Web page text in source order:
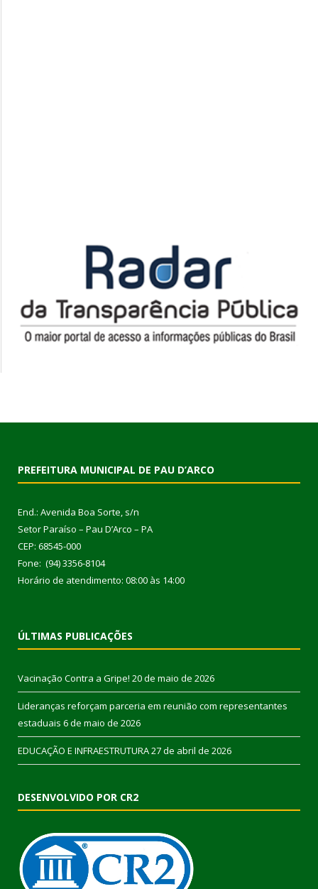
PREFEITURA MUNICIPAL DE PAU D’ARCO
End.: Avenida Boa Sorte, s/n
Setor Paraíso – Pau D’Arco – PA
CEP: 68545-000
Fone: (94) 3356-8104
Horário de atendimento: 08:00 às 14:00
ÚLTIMAS PUBLICAÇÕES
Vacinação Contra a Gripe! 20 de maio de 2026
Lideranças reforçam parceria em reunião com representantes
estaduais 6 de maio de 2026
EDUCAÇÃO E INFRAESTRUTURA27 de abril de 2026
DESENVOLVIDO POR CR2